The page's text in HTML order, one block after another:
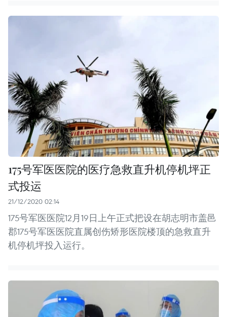
175号军医医院的医疗急救直升机停机坪正
式投运
21/12/2020 02:14
175号军医医院12月19日上午正式把设在胡志明市盖邑
郡175号军医医院直属创伤矫形医院楼顶的急救直升
机停机坪投入运行。